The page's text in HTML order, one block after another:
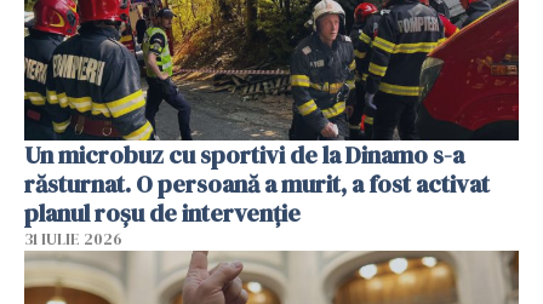
Un microbuz cu sportivi de la Dinamo s-a
răsturnat. O persoană a murit, a fost activat
planul roșu de intervenție
31 IULIE 2026